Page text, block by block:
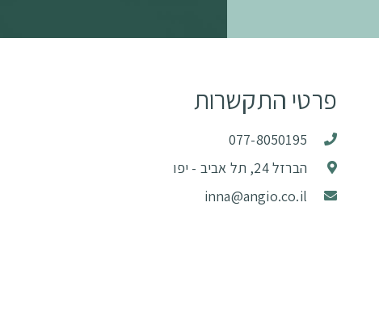
פרטי התקשרות
077-8050195
הברזל 24, תל אביב - יפו
inna@angio.co.il